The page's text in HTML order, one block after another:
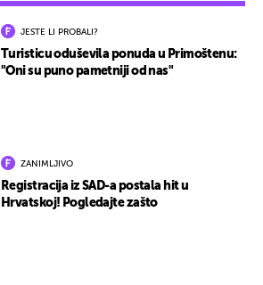
JESTE LI PROBALI?
Turisticu oduševila ponuda u Primoštenu:
"Oni su puno pametniji od nas"
ZANIMLJIVO
Registracija iz SAD-a postala hit u
Hrvatskoj! Pogledajte zašto